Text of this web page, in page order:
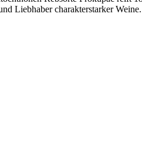
Liebhaber charakterstarker Weine.